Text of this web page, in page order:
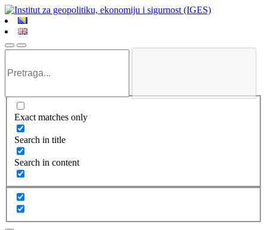
Exact matches only
Search in title
Search in content